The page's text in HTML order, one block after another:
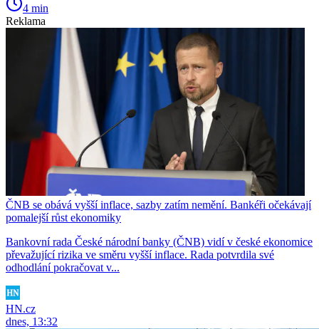
4 min
Reklama
ČNB se obává vyšší inflace, sazby zatím nemění. Bankéři očekávají
pomalejší růst ekonomiky
Bankovní rada České národní banky (ČNB) vidí v české ekonomice
převažující rizika ve směru vyšší inflace. Rada potvrdila své
odhodlání pokračovat v...
HN.cz
dnes, 13:32